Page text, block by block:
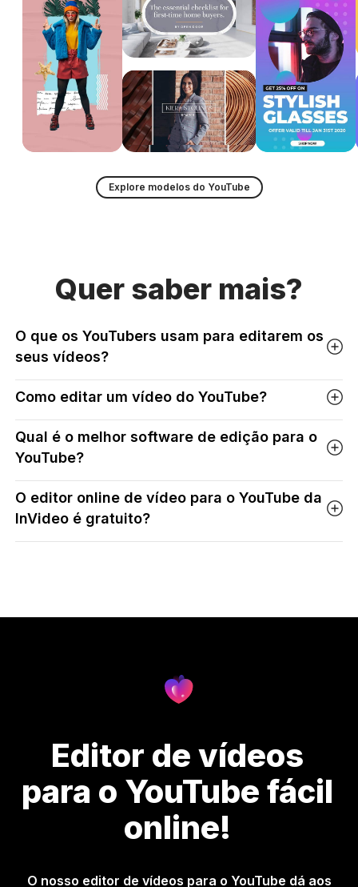
Explore modelos do YouTube
Quer saber mais?
O que os YouTubers usam para editarem os
seus vídeos?
Como editar um vídeo do YouTube?
Qual é o melhor software de edição para o
YouTube?
O editor online de vídeo para o YouTube da
InVideo é gratuito?
Editor de vídeos
para o YouTube fácil
online!
O nosso editor de vídeos para o YouTube dá aos